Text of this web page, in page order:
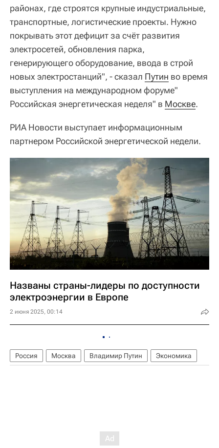
районах, где строятся крупные индустриальные,
транспортные, логистические проекты. Нужно
покрывать этот дефицит за счёт развития
электросетей, обновления парка,
генерирующего оборудование, ввода в строй
новых электростанций", - сказал Путин во время
выступления на международном форуме"
Российская энергетическая неделя" в Москве.
РИА Новости выступает информационным
партнером Российской энергетической недели.
Названы страны-лидеры по доступности
электроэнергии в Европе
2 июня 2025, 00:14
Россия Москва Владимир Путин Экономика